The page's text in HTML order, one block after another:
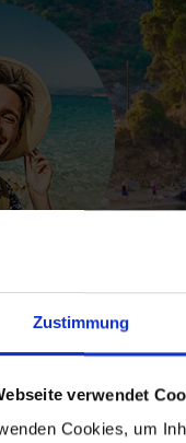
Zustimmung
verwendet
Cookies, um
gefällig?